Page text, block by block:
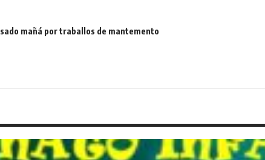
mañá por traballos de mantemento